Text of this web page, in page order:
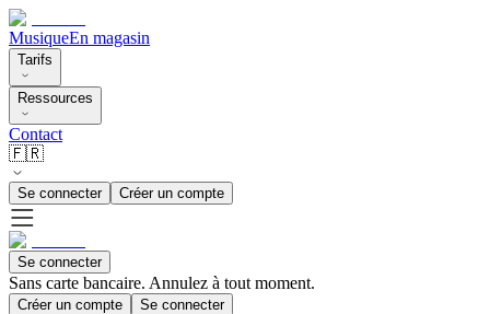
MusiqueEn magasin
Tarifs
Ressources
Contact
🇫🇷
Se connecter Créer un compte
Se connecter
Sans carte bancaire. Annulez à tout moment.
Créer un compte Se connecter